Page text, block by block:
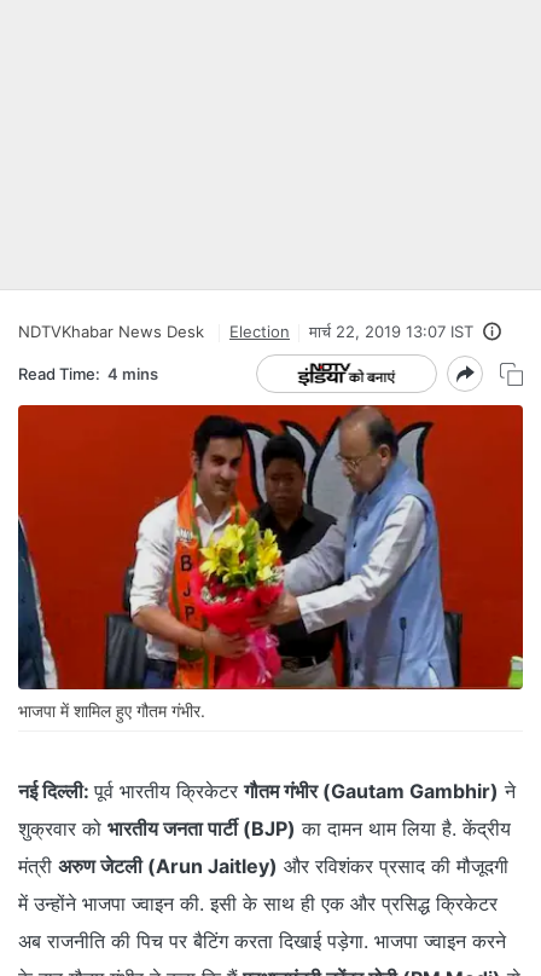
NDTVKhabar News Desk Election मार्च 22, 2019 13:07 IST
Read Time: 4 mins
भाजपा में शामिल हुए गौतम गंभीर.
नई दिल्ली: पूर्व भारतीय क्रिकेटरगौतम गंभीर (Gautam Gambhir) ने
शुक्रवार को भारतीय जनता पार्टी (BJP) का दामन थाम लिया है. केंद्रीय
मंत्री अरुण जेटली (Arun Jaitley) और रविशंकर प्रसाद की मौजूदगी
में उन्होंने भाजपा ज्वाइन की. इसी के साथ ही एक और प्रसिद्ध क्रिकेटर
अब राजनीति की पिच पर बैटिंग करता दिखाई पड़ेगा. भाजपा ज्वाइन करने